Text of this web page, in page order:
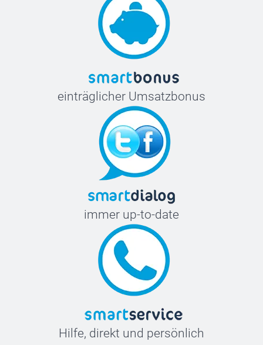
einträglicher Umsatzbonus
immer up-to-date
Hilfe, direkt und persönlich